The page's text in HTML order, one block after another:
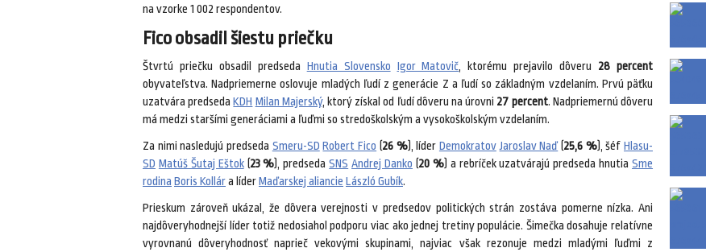
na vzorke 1 002 respondentov.
Fico obsadil šiestu priečku
Štvrtú priečku obsadil predseda Hnutia Slovensko Igor Matovič, ktorému prejavilo dôveru 28 percent
obyvateľstva. Nadpriemerne oslovuje mladých ľudí z generácie Z a ľudí so základným vzdelaním. Prvú päťku
uzatvára predsedaKDH Milan Majerský, ktorý získal od ľudí dôveru na úrovni 27 percent. Nadpriemernú dôveru
má medzi staršími generáciami a ľuďmi so stredoškolským a vysokoškolským vzdelaním.
Za nimi nasledujú predseda Smeru-SD Robert Fico (26 %), líder Demokratov Jaroslav Naď(25,6 %), šéf Hlasu-
SD Matúš Šutaj Eštok(23 %), predsedaSNS Andrej Danko (20 %) a rebríček uzatvárajú predseda hnutiaSme
rodina Boris Kollára líderMaďarskej aliancie László Gubík.
Prieskum zároveň ukázal, že dôvera verejnosti v predsedov politických strán zostáva pomerne nízka. Ani
najdôveryhodnejší líder totiž nedosiahol podporu viac ako jednej tretiny populácie. Šimečka dosahuje relatívne
vyrovnanú dôveryhodnosť naprieč vekovými skupinami, najviac však rezonuje medzi mladými ľuďmi z